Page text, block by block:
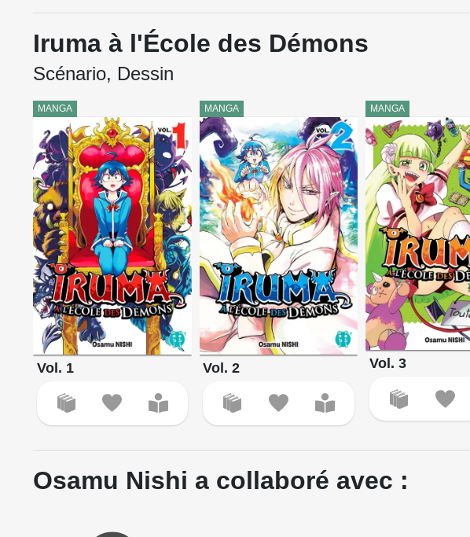
Iruma à l'École des Démons
Scénario, Dessin
MANGA
Vol. 1
MANGA
Vol. 2
MANGA
Vol. 3
Osamu Nishi a collaboré avec :